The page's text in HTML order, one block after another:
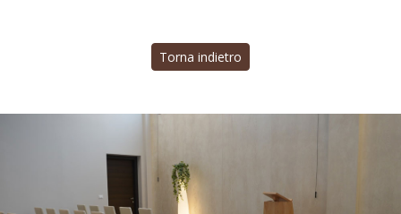
Torna indietro